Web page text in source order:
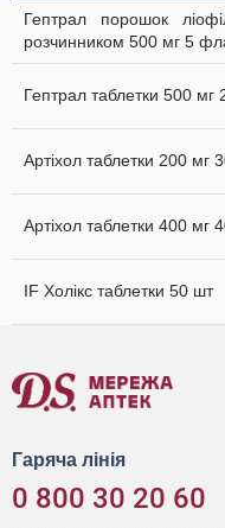
Гептрал порошок
розчинником 500 мг 5
Гептрал таблетки 500 мг
Артіхол таблетки 200 мг
Артіхол таблетки 400 мг
IF Холікс таблетки 50 шт
Гаряча лінія
0 800 30 20 60